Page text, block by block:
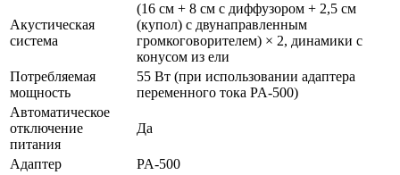
Акустическая
система
(16 см + 8 см с диффузором + 2,5 см
(купол) с двунаправленным
громкоговорителем) × 2, динамики с
конусом из ели
Потребляемая
мощность
55 Вт (при использовании адаптера
переменного тока PA-500)
Автоматическое
отключение
питания
Да
Адаптер PA-500